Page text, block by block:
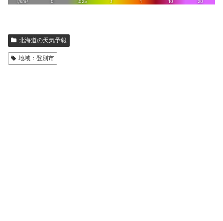
北海道の天気予報
地域：登別市